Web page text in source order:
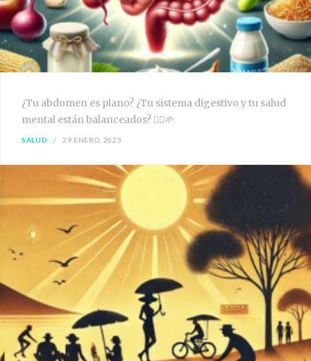
¿Tu abdomen es plano? ¿Tu sistema digestivo y tu salud
mental están balanceados? 🧘‍♀️🌱
SALUD 29 ENERO, 2025